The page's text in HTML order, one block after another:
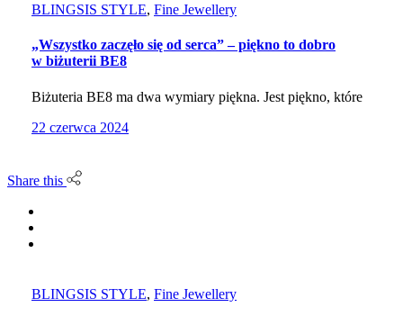
BLINGSIS STYLE, Fine Jewellery
„Wszystko zaczęło się od serca” – piękno to dobro
w biżuterii BE8
Biżuteria BE8 ma dwa wymiary piękna. Jest piękno, które
22 czerwca 2024
Share this
BLINGSIS STYLE, Fine Jewellery